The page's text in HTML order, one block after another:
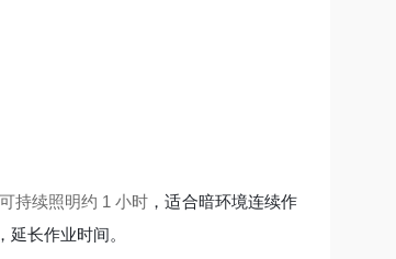
持续照明约 1 小时 ，适合暗环境连续作
长作业时间。